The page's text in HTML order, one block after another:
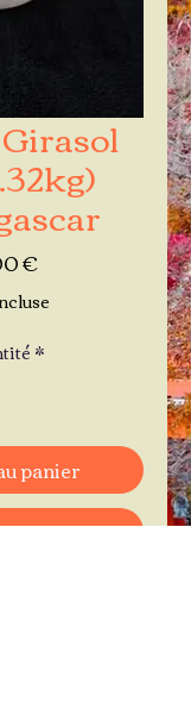
€Prix
*
panier
et payer